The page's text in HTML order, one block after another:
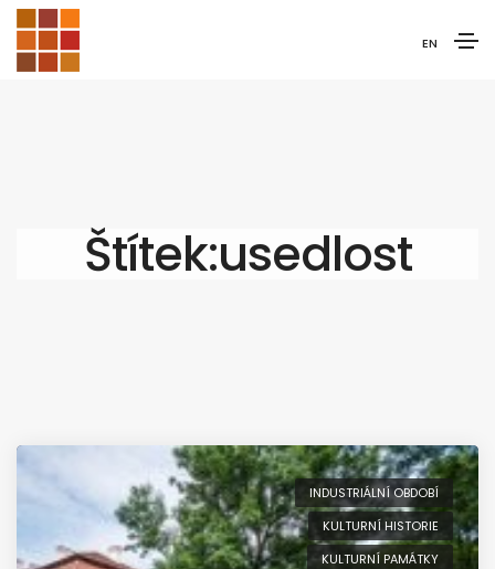
EN
Štítek:usedlost
INDUSTRIÁLNÍ OBDOBÍ
KULTURNÍ HISTORIE
KULTURNÍ PAMÁTKY